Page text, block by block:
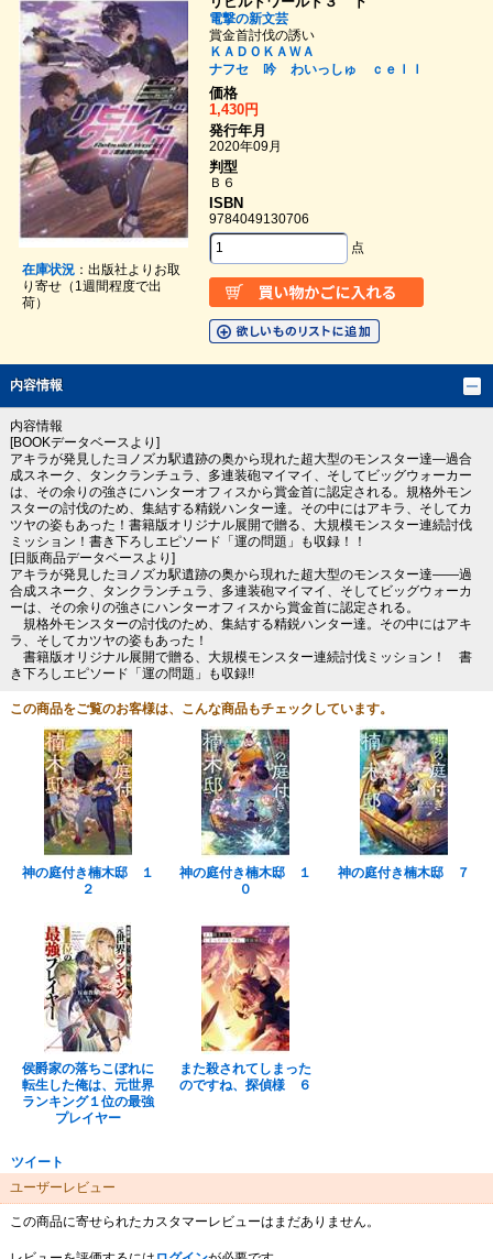
在庫状況：出版社よりお取
り寄せ（1週間程度で出
荷）
電撃の新文芸
賞金首討伐の誘い
ＫＡＤＯＫＡＷＡ
ナフセ
吟 わいっしゅ
ｃｅｌｌ
価格
1,430円
発行年月
2020年09月
判型
Ｂ６
ISBN
9784049130706
点
内容情報
内容情報
[BOOKデータベースより]
アキラが発見したヨノズカ駅遺跡の奥から現れた超大型のモンスター達―過合
成スネーク、タンクランチュラ、多連装砲マイマイ、そしてビッグウォーカー
は、その余りの強さにハンターオフィスから賞金首に認定される。規格外モン
スターの討伐のため、集結する精鋭ハンター達。その中にはアキラ、そしてカ
ツヤの姿もあった！書籍版オリジナル展開で贈る、大規模モンスター連続討伐
ミッション！書き下ろしエピソード「運の問題」も収録！！
[日販商品データベースより]
アキラが発見したヨノズカ駅遺跡の奥から現れた超大型のモンスター達――過
合成スネーク、タンクランチュラ、多連装砲マイマイ、そしてビッグウォーカ
ーは、その余りの強さにハンターオフィスから賞金首に認定される。
規格外モンスターの討伐のため、集結する精鋭ハンター達。その中にはアキ
ラ、そしてカツヤの姿もあった！
書籍版オリジナル展開で贈る、大規模モンスター連続討伐ミッション！ 書
き下ろしエピソード「運の問題」も収録!!
この商品をご覧のお客様は、こんな商品もチェックしています。
神の庭付き楠木邸 １
２
神の庭付き楠木邸 １
０
神の庭付き楠木邸 ７
侯爵家の落ちこぼれに
転生した俺は、元世界
ランキング１位の最強
プレイヤー
また殺されてしまった
のですね、探偵様 ６
ツイート
ユーザーレビュー
この商品に寄せられたカスタマーレビューはまだありません。